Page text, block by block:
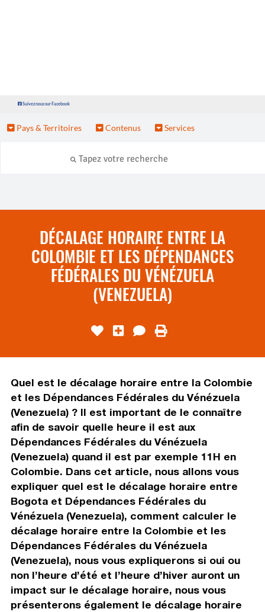
Suivez nous sur Facebook
Pays & Territoires Contenus Services
DÉCALAGE HORAIRE ENTRE LA
COLOMBIE ET LES DÉPENDANCES
FÉDÉRALES DU VÉNÉZUELA
(VENEZUELA)
Quel est le décalage horaire entre la Colombie
et les Dépendances Fédérales du Vénézuela
(Venezuela) ? Il est important de le connaître
afin de savoir quelle heure il est aux
Dépendances Fédérales du Vénézuela
(Venezuela) quand il est par exemple 11H en
Colombie. Dans cet article, nous allons vous
expliquer quel est le décalage horaire entre
Bogota et Dépendances Fédérales du
Vénézuela (Venezuela), comment calculer le
décalage horaire entre la Colombie et les
Dépendances Fédérales du Vénézuela
(Venezuela), nous vous expliquerons si oui ou
non l’heure d’été et l’heure d’hiver auront un
impact sur le décalage horaire, nous vous
présenterons également le décalage horaire